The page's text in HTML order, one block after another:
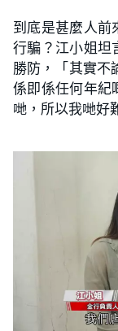
到底是甚麼人前
行騙？江小姐坦
勝防，「其實不
係即係任何年紀
哋，所以我哋好